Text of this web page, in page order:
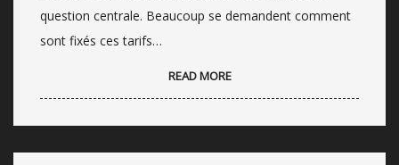
question centrale. Beaucoup se demandent comment
sont fixés ces tarifs…
READ MORE